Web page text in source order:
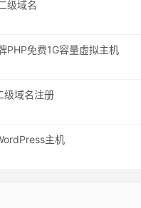
级域名
PHP免费1G容量虚拟主机
级域名注册
主机